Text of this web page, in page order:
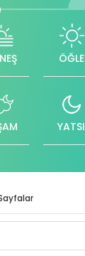
ÖĞLE
YATSI